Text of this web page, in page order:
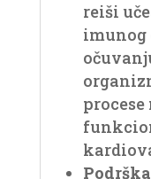
reiši
imunog